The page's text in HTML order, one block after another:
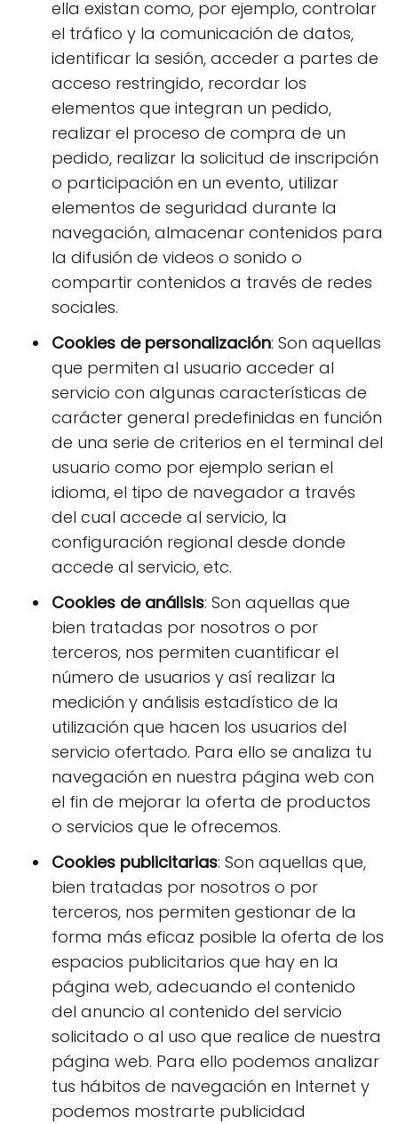
ella existan como, por ejemplo, controlar
el tráfico y la comunicación de datos,
identificar la sesión, acceder a partes de
acceso restringido, recordar los
elementos que integran un pedido,
realizar el proceso de compra de un
pedido, realizar la solicitud de inscripción
o participación en un evento, utilizar
elementos de seguridad durante la
navegación, almacenar contenidos para
la difusión de videos o sonido o
compartir contenidos a través de redes
sociales.
Cookies de personalización: Son aquellas
que permiten al usuario acceder al
servicio con algunas características de
carácter general predefinidas en función
de una serie de criterios en el terminal del
usuario como por ejemplo serian el
idioma, el tipo de navegador a través
del cual accede al servicio, la
configuración regional desde donde
accede al servicio, etc.
Cookies de análisis: Son aquellas que
bien tratadas por nosotros o por
terceros, nos permiten cuantificar el
número de usuarios y así realizar la
medición y análisis estadístico de la
utilización que hacen los usuarios del
servicio ofertado. Para ello se analiza tu
navegación en nuestra página web con
el fin de mejorar la oferta de productos
o servicios que le ofrecemos.
Cookies publicitarias: Son aquellas que,
bien tratadas por nosotros o por
terceros, nos permiten gestionar de la
forma más eficaz posible la oferta de los
espacios publicitarios que hay en la
página web, adecuando el contenido
del anuncio al contenido del servicio
solicitado o al uso que realice de nuestra
página web. Para ello podemos analizar
tus hábitos de navegación en Internet y
podemos mostrarte publicidad